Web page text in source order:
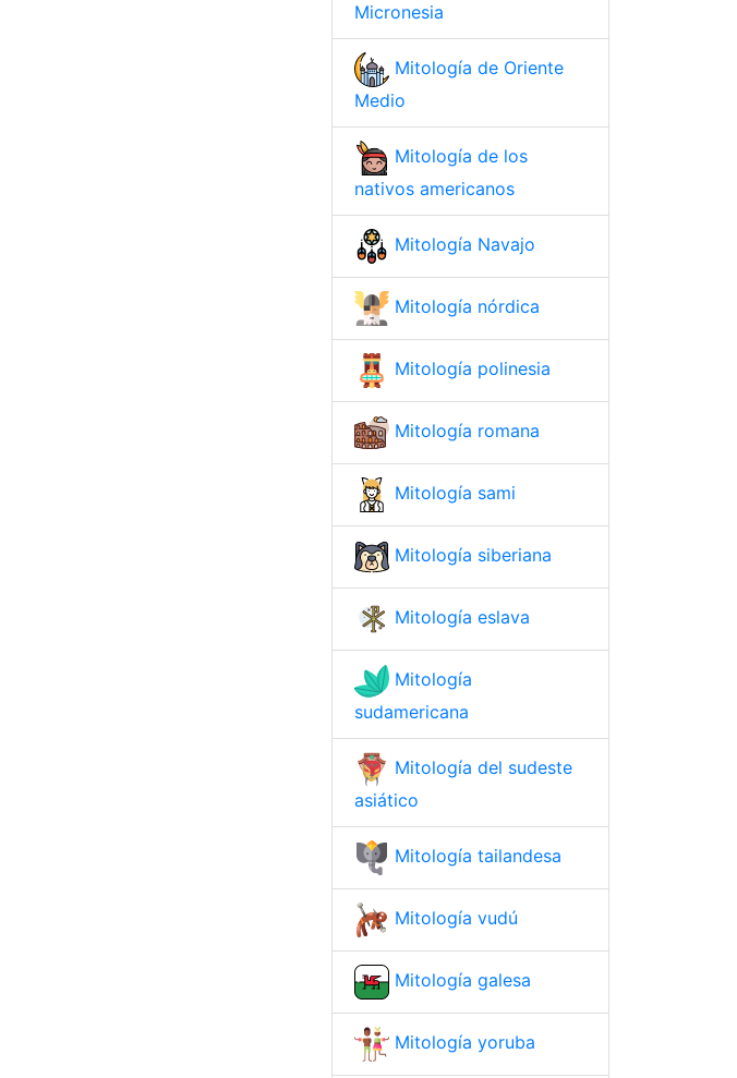
Micronesia
Mitología de Oriente
Medio
Mitología de los
nativos americanos
Mitología Navajo
Mitología nórdica
Mitología polinesia
Mitología romana
Mitología sami
Mitología siberiana
Mitología eslava
Mitología
sudamericana
Mitología del sudeste
asiático
Mitología tailandesa
Mitología vudú
Mitología galesa
Mitología yoruba